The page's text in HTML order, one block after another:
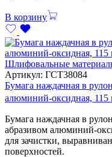
В корзину
Шлифовальные
Артикул: ГСТ38084
Бумага наждачная в
алюминий-оксидная,
Бумага наждачная в
абразивом алюминий-
для зачистки,
поверхностей.